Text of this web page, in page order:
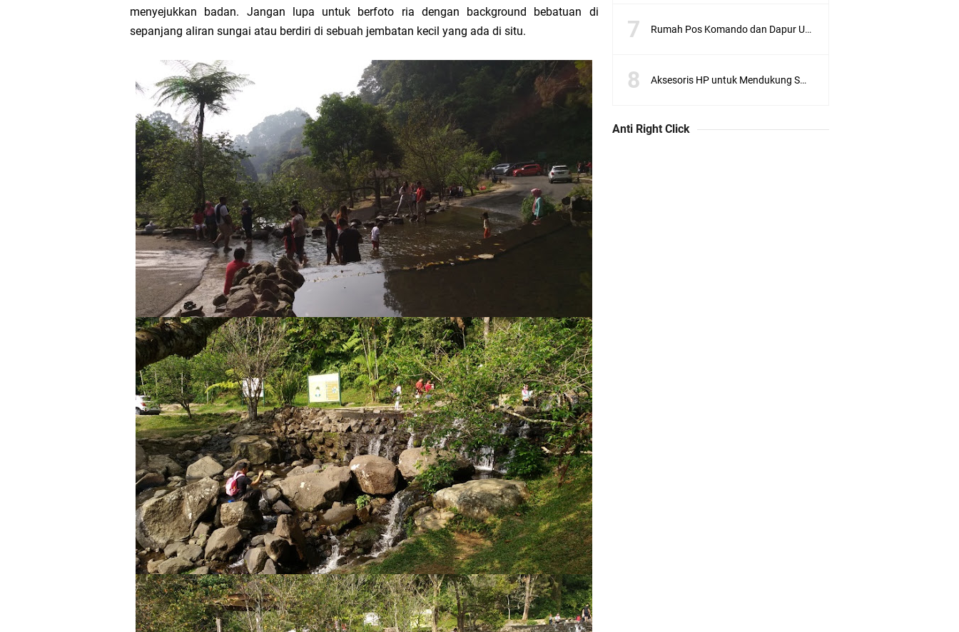
Tentang Laki-Laki yang Bekerja Jauh
Cara Melakukan Utang Piutang yang Benar Baik dari Sisi Psikologis maupun Administratif
Bersikap Berlebihan dalam Ibadah Sholat Tarawih di Masjid
Produktivitas sebagai Hasil Perkalian antara Skill dan Motivasi
Bahaya KPI yang Hanya Bertumpu pada Aspek Kuantitas
Apakah Dapat Dibenarkan Terjadi Negosiasi KPI dalam Suatu Organisasi?
Tata Cara Penyusunan KPI Individu dalam Kondisi adanya Saling Kebergantungan (Interdependensi)
Penentuan KPI Berbasis Volume; Ilusi Pertumbuhan Tanpa Batas
Antara Ibadah Ritual dan Realitas; Ironi Beragama di Indonesia
Memahami Sistem “Penilaian Objektif” dan “Penilaian Subjektif”; Antara Berbasis Hasil vs Cara Pandang
Mereka yang Meminta Bantuan Tapi Tidak Pernah Berniat Bergerak
Berlebih-lebihan dalam Belajar Tahsin; Antara Kesungguhan dan Penyimpangan Tujuan
Silent Treatment; Cara Membunuh Motivasi Karyawan secara Diam-Diam
Jangan Melempar Penyelesaian Masalah kepada Orang Lain atas Kesalahan yang Kita Buat
menyejukkan badan. Jangan lupa untuk berfoto ria dengan background bebatuan di
sepanjang aliran sungai atau berdiri di sebuah jembatan kecil yang ada di situ.
Rumah Pos Komando dan Dapur Umum di Kompleks Lubang Buaya Jakarta
Aksesoris HP untuk Mendukung Swafoto
Anti Right Click